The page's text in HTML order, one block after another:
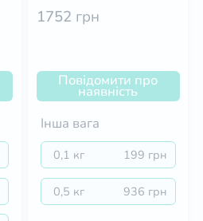
1752 грн
Повідомити про
наявність
Інша вага
0,1 кг 199 грн
0,5 кг 936 грн